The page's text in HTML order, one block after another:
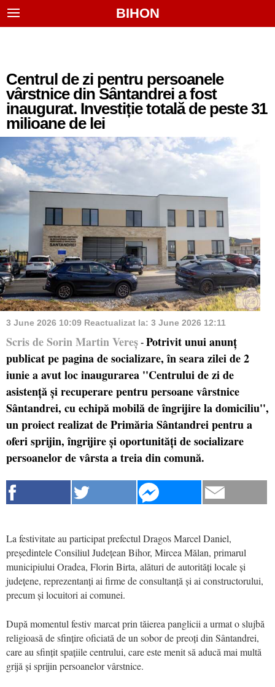
BIHON
Centrul de zi pentru persoanele
vârstnice din Sântandrei a fost
inaugurat. Investiție totală de peste 31
milioane de lei
3 June 2026 10:09 Reactualizat la: 3 June 2026 12:11
Scris de Sorin Martin Vereș - Potrivit unui anunț
publicat pe pagina de socializare, în seara zilei de 2
iunie a avut loc inaugurarea ''Centrului de zi de
asistență și recuperare pentru persoane vârstnice
Sântandrei, cu echipă mobilă de îngrijire la domiciliu'',
un proiect realizat de Primăria Sântandrei pentru a
oferi sprijin, îngrijire și oportunități de socializare
persoanelor de vârsta a treia din comună.
La festivitate au participat prefectul Dragos Marcel Daniel,
președintele Consiliul Județean Bihor, Mircea Mălan, primarul
municipiului Oradea, Florin Birta, alături de autorități locale și
județene, reprezentanți ai firme de consultanță și ai constructorului,
precum și locuitori ai comunei.
După momentul festiv marcat prin tăierea panglicii a urmat o slujbă
religioasă de sfințire oficiată de un sobor de preoți din Sântandrei,
care au sfințit spațiile centrului, care este menit să aducă mai multă
grijă și sprijin persoanelor vârstnice.